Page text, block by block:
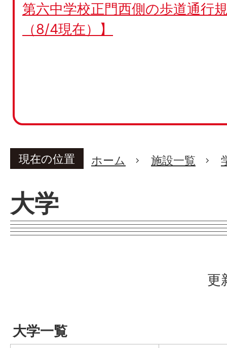
第六中学校正門西側の歩道通行
（8/4現在）】
現在の位置 ホーム 施設一覧
大学
更
大学一覧